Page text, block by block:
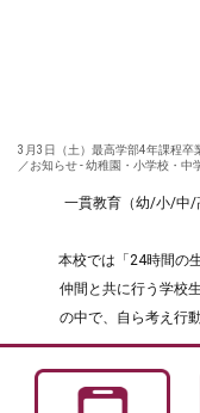
3月3日（土）最高学部4年課程卒
／お知らせ - 幼稚園・小学校・
一貫教育（幼/小/中/
本校では「24時間の
仲間と共に行う学校
の中で、自ら考え行